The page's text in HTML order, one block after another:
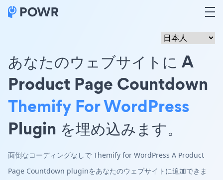
あなたのウェブサイトに A
Product Page Countdown
Themify For WordPress
Plugin を埋め込みます。
面倒なコーディングなしで Themify for WordPress A Product
Page Countdown pluginをあなたのウェブサイトに追加できま